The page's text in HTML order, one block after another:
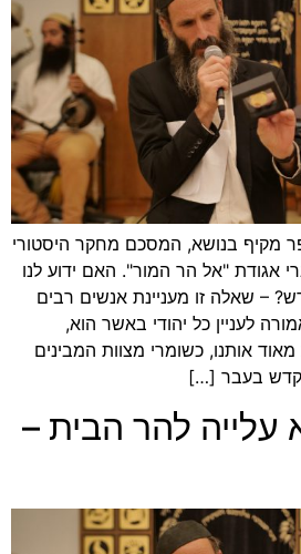
מקיף בנושא, המסכם מחקר היסטורי
אגודת "אל הר המור". האם ידוע לנו
– שאלה זו מעניינת אנשים רבים
לעניין כל יהודי באשר הוא,
מאוד אותנו, כשומרי מצוות המבינים
בעבר […]
עלייה להר הבית –